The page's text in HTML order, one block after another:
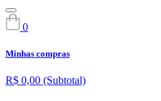
0
Minhas compras
R$ 0,00 (Subtotal)